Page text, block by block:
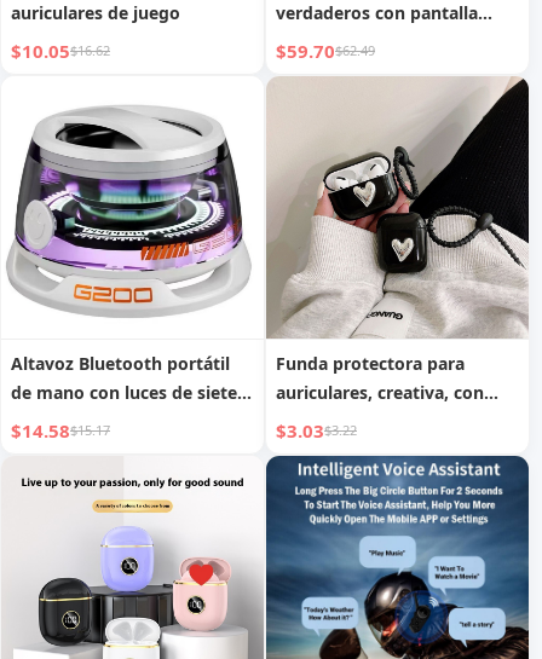
auriculares de juego
$10.05$16.62
verdaderos con pantalla
digital Bluetooth 5.4 de larga
duración e impermeables
con gancho para la oreja
$59.70$62.49
Altavoz Bluetooth portátil
de mano con luces de siete
colores
$14.58$15.17
Funda protectora para
auriculares, creativa, con
corazón de amor
electrochapado, para
auriculares de tercera
generación con cordón
$3.03$3.22